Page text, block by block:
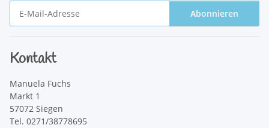
Abonnieren
Kontakt
Manuela Fuchs
Markt 1
57072 Siegen
Tel. 0271/38778695